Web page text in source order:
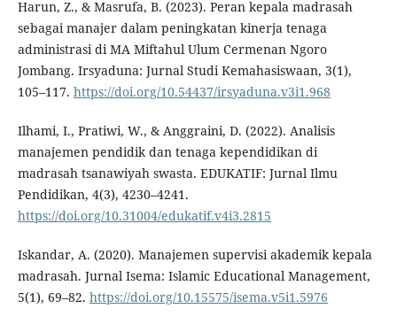
Harun, Z., & Masrufa, B. (2023). Peran kepala madrasah
sebagai manajer dalam peningkatan kinerja tenaga
administrasi di MA Miftahul Ulum Cermenan Ngoro
Jombang. Irsyaduna: Jurnal Studi Kemahasiswaan, 3(1),
105–117. https://doi.org/10.54437/irsyaduna.v3i1.968
Ilhami, I., Pratiwi, W., & Anggraini, D. (2022). Analisis
manajemen pendidik dan tenaga kependidikan di
madrasah tsanawiyah swasta. EDUKATIF: Jurnal Ilmu
Pendidikan, 4(3), 4230–4241.
https://doi.org/10.31004/edukatif.v4i3.2815
Iskandar, A. (2020). Manajemen supervisi akademik kepala
madrasah. Jurnal Isema: Islamic Educational Management,
5(1), 69–82. https://doi.org/10.15575/isema.v5i1.5976